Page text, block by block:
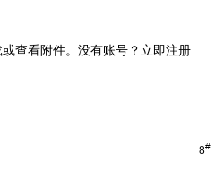
查看附件。没有账号？ 立即注册
8#